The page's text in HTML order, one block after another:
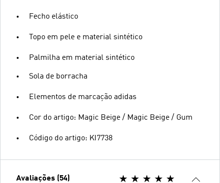
Fecho elástico
Topo em pele e material sintético
Palmilha em material sintético
Sola de borracha
Elementos de marcação adidas
Cor do artigo: Magic Beige / Magic Beige / Gum
Código do artigo: KI7738
Avaliações (54)